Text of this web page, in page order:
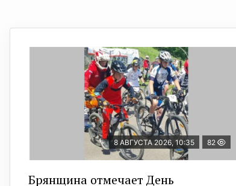
8 АВГУСТА 2026, 10:35 82
Брянщина отмечает День